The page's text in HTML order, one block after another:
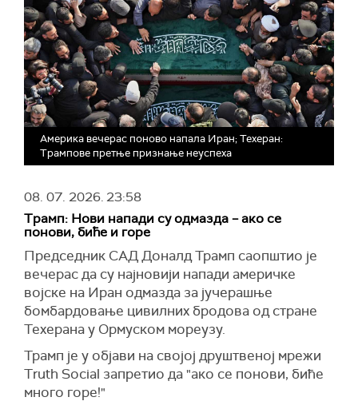
Америка вечерас поново напала Иран; Техеран:
Трампове претње признање неуспеха
08. 07. 2026.23:58
Трамп: Нови напади су одмазда – ако се
понови, биће и горе
Председник САД Доналд Трамп саопштио је
вечерас да су најновији напади америчке
војске на Иран одмазда за јучерашње
бомбардовање цивилних бродова од стране
Техерана у Ормуском мореузу.
Трамп је у објави на својој друштвеној мрежи
Truth Social запретио да "ако се понови, биће
много горе!"